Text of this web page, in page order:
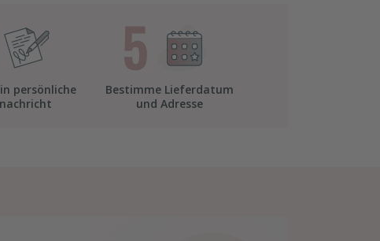
persönliche
Bestimme Lieferdatum
und Adresse